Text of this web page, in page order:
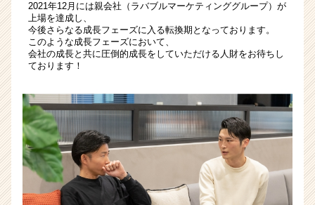
ャ
ア
（CheerCareer）
2021年12月には親会社（ラバブルマーケティンググループ）が
上場を達成し、
今後さらなる成長フェーズに入る転換期となっております。
このような成長フェーズにおいて、
会社の成長と共に圧倒的成長をしていただける人財をお待ちし
ております！